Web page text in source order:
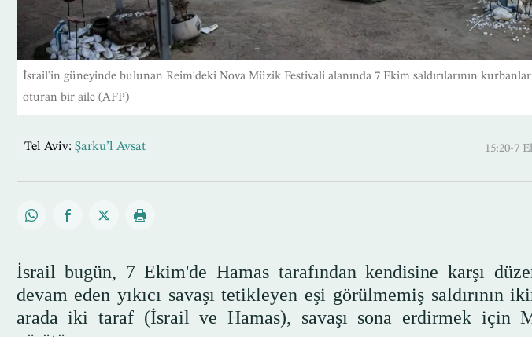
İsrail'in güneyinde bulunan Reim'deki Nova Müzik Festivali alanında 7 Ekim saldırılarının
oturan bir aile (AFP)
Tel Aviv: Şarku’l Avsat
İsrail bugün, 7 Ekim'de Hamas tarafından kendisine karşı
devam eden yıkıcı savaşı tetikleyen eşi görülmemiş saldırının
arada iki taraf (İsrail ve Hamas), savaşı sona erdirmek için